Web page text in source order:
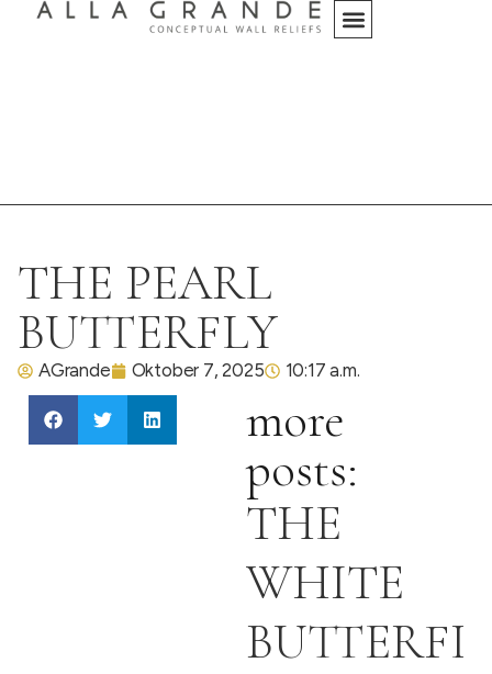
THE PEARL
BUTTERFLY
AGrande Oktober 7, 2025 10:17 a.m.
more
posts:
THE
WHITE